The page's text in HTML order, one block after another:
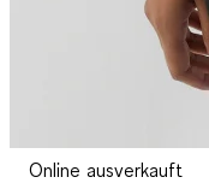
Online ausverkauft